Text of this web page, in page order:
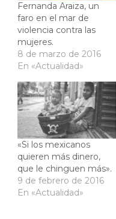
Fernanda Araiza, un
faro en el mar de
violencia contra las
mujeres.
8 de marzo de 2016
En «Actualidad»
«Si los mexicanos
quieren más dinero,
que le chinguen más».
9 de febrero de 2016
En «Actualidad»